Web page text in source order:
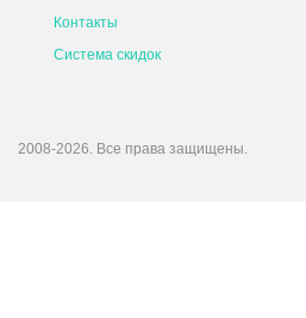
Контакты
Система скидок
2008-2026. Все права защищены.